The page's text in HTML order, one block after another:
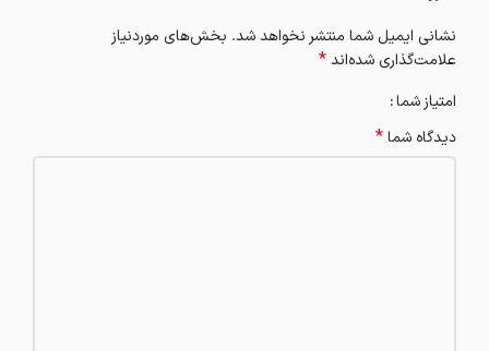
نشانی ایمیل شما منتشر نخواهد شد. بخش‌های موردنیاز
علامت‌گذاری شده‌اند*
امتیاز شما
دیدگاه شما*